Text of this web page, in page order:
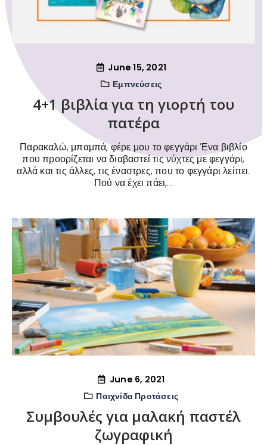
June 15, 2021
Εμπνεύσεις
4+1 βιβλία για τη γιορτή του
πατέρα
Παρακαλώ, μπαμπά, φέρε μου το φεγγάρι Ένα βιβλίο
που προορίζεται να διαβαστεί τις νύχτες με φεγγάρι,
αλλά και τις άλλες, τις έναστρες, που το φεγγάρι λείπει.
Πού να έχει πάει,...
June 6, 2021
Παιχνίδα Προτάσεις
Συμβουλές για μαλακή παστέλ
ζωγραφική